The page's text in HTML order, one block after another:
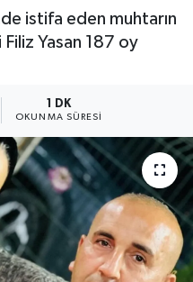
istifa eden muhtarın
Yasan 187 oy
1 DK
OKUNMA SÜRESI